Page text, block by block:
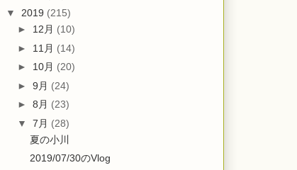
▼ 2019 (215)
► 12月 (10)
► 11月 (14)
► 10月 (20)
►9月 (24)
►8月 (23)
▼7月 (28)
夏の小川
2019/07/30のVlog